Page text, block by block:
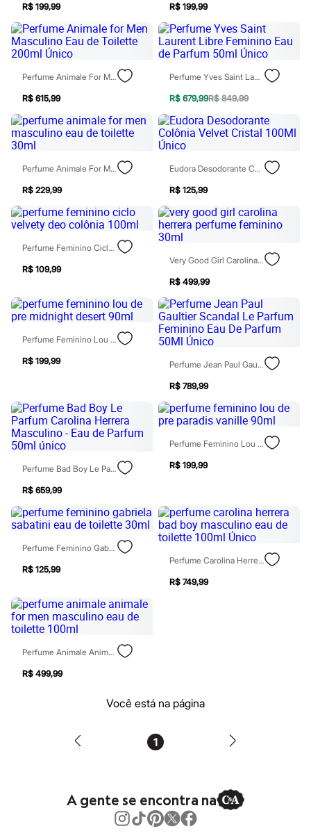
Shorts e Bermudas
Vestidos
Acessórios
Bolsas
Bonés e Chapéus
Bijoux
Cintos
Óculos
Calçados
Botas
Chinelos
Sandálias
Sapatilhas
Tênis
Marcas
City
Clock House
Mindset
Yessica
Acessórios
Blusas
Calçados
Leggings
Shorts e Bermudas
Tops
Meias
Pijamas
Sutiãs e Tops
Moda praia
Maiôs
Saídas de praia
Personagens
Plus size
Blusas e Camisetas
Calças
Casacos e Jaquetas
Moda esportiva
Vestidos
Masculino
Em alta
Dia dos Pais
Inverno
Novidades
Roupas
Casacos e Jaquetas
Chapéus e Bonés
R$ 199,99 R$ 199,99
Perfume Animale For Men Masculino Eau De Toilette 200ml Único
R$ 615,99
Perfume Yves Saint Laurent Libre Feminino Eau De Parfum 50ml Único
R$ 679,99R$ 849,99
Perfume Animale For Men Masculino Eau De Toilette 30ml
R$ 229,99
Eudora Desodorante Colônia Velvet Cristal 100Ml Único
R$ 125,99
Perfume Feminino Ciclo Velvety Deo Colônia 100ml
R$ 109,99
Very Good Girl Carolina Herrera Perfume Feminino 30ml
R$ 499,99
Perfume Feminino Lou De Pre Midnight Desert 90ml
R$ 199,99 Perfume Jean Paul Gaultier Scandal Le Parfum Feminino Eau De Parfum 50Ml Único
R$ 789,99
Perfume Bad Boy Le Parfum Carolina Herrera Masculino - Eau De Parfum 50ml Único
R$ 659,99
Perfume Feminino Lou De Pre Paradis Vanille 90ml
R$ 199,99
Perfume Feminino Gabriela Sabatini Eau De Toilette 30ml
R$ 125,99
Perfume Carolina Herrera Bad Boy Masculino Eau De Toilette 100ml Único
R$ 749,99
Perfume Animale Animale For Men Masculino Eau De Toilette 100ml
R$ 499,99
Você está na página
1
A gente se encontra na